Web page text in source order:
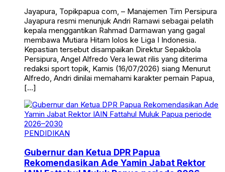
Jayapura, Topikpapua com, – Manajemen Tim Persipura
Jayapura resmi menunjuk Andri Ramawi sebagai pelatih
kepala menggantikan Rahmad Darmawan yang gagal
membawa Mutiara Hitam lolos ke Liga I Indonesia.
Kepastian tersebut disampaikan Direktur Sepakbola
Persipura, Angel Alfredo Vera lewat rilis yang diterima
redaksi sport topik, Kamis (16/07/2026) siang Menurut
Alfredo, Andri dinilai memahami karakter pemain Papua,
[…]
PENDIDIKAN
Gubernur dan Ketua DPR Papua
Rekomendasikan Ade Yamin Jabat Rektor